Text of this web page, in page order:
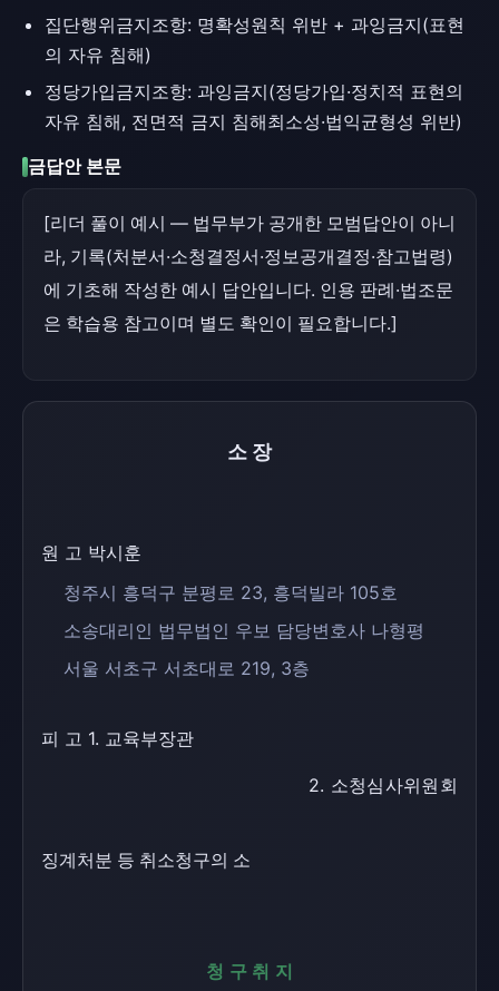
집단행위금지조항: 명확성원칙 위반 + 과잉금지(표현
의 자유 침해)
정당가입금지조항: 과잉금지(정당가입·정치적 표현의
자유 침해, 전면적 금지 침해최소성·법익균형성 위반)
금답안 본문
[리더 풀이 예시 — 법무부가 공개한 모범답안이 아니
라, 기록(처분서·소청결정서·정보공개결정·참고법령)
에 기초해 작성한 예시 답안입니다. 인용 판례·법조문
은 학습용 참고이며 별도 확인이 필요합니다.]
소장
원 고 박시훈
청주시 흥덕구 분평로 23, 흥덕빌라 105호
소송대리인 법무법인 우보 담당변호사 나형평
서울 서초구 서초대로 219, 3층
피 고 1. 교육부장관
2. 소청심사위원회
징계처분 등 취소청구의 소
청구취지